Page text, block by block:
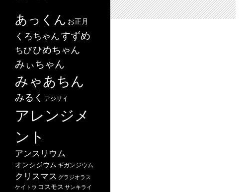
あっくん お正月
くろちゃんすずめ
ちびひめちゃん
みぃちゃん
みゃあちん
みるく アジサイ
アレンジメ
ント
アンスリウム
オンシジウム ギガンジウム
クリスマス グラジオラス
ケイトウ コスモス サンキライ